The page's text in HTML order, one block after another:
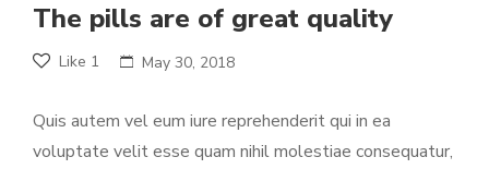
The pills are of great quality
Like 1 May 30, 2018
Quis autem vel eum iure reprehenderit qui in ea
voluptate velit esse quam nihil molestiae consequatur,